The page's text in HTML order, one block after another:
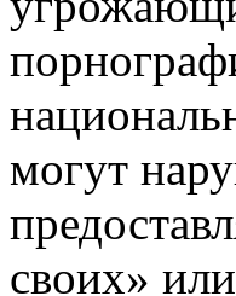
могут
своих»